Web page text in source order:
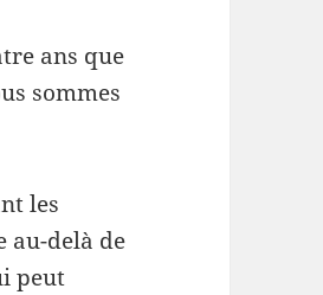
ans que
sommes
les
au-delà de
peut